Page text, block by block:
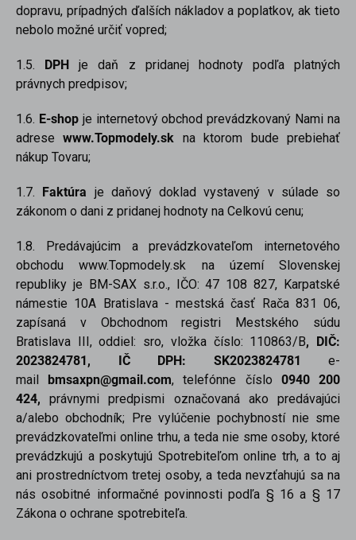
dopravu, prípadných ďalších nákladov a poplatkov, ak tieto
nebolo možné určiť vopred;
1.5. DPH je daň z pridanej hodnoty podľa platných
právnych predpisov;
1.6. E-shopje internetový obchod prevádzkovaný Nami na
adresewww.Topmodely.sk na ktorom bude prebiehať
nákup Tovaru;
1.7. Faktúra je daňový doklad vystavený v súlade so
zákonom o dani z pridanej hodnoty na Celkovú cenu;
1.8. Predávajúcim a prevádzkovateľom internetového
obchodu www.Topmodely.sk na území Slovenskej
republiky je BM-SAX s.r.o., IČO: 47 108 827, Karpatské
námestie 10A Bratislava - mestská časť Rača 831 06,
zapísaná v Obchodnom registri Mestského súdu
Bratislava III, oddiel: sro, vložka číslo: 110863/B, DIČ:
2023824781, IČ DPH: SK2023824781 e-
mail bmsaxpn@gmail.com, telefónne číslo 0940 200
424,právnymi predpismi označovaná ako predávajúci
a/alebo obchodník; Pre vylúčenie pochybností nie sme
prevádzkovateľmi online trhu, a teda nie sme osoby, ktoré
prevádzkujú a poskytujú Spotrebiteľom online trh, a to aj
ani prostredníctvom tretej osoby, a teda nevzťahujú sa na
nás osobitné informačné povinnosti podľa § 16 a § 17
Zákona o ochrane spotrebiteľa.